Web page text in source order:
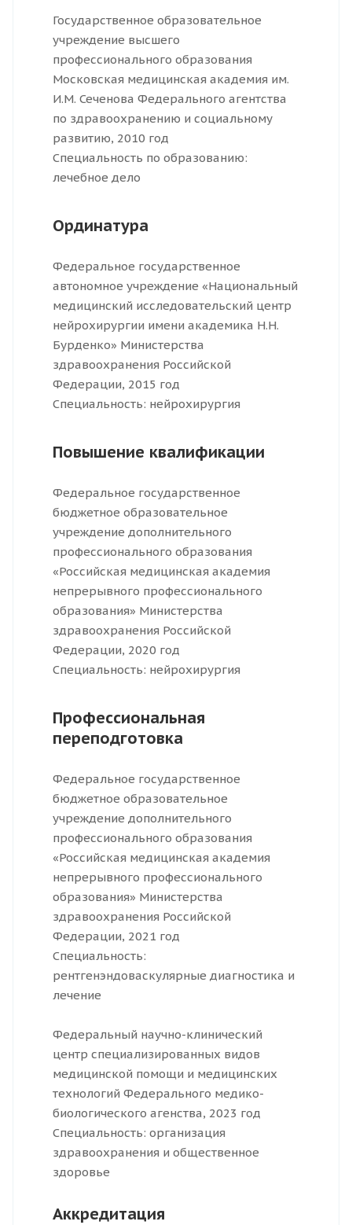
Государственное образовательное
учреждение высшего
профессионального образования
Московская медицинская академия им.
И.М. Сеченова Федерального агентства
по здравоохранению и социальному
развитию, 2010 год
Специальность по образованию:
лечебное дело
Ординатура
Федеральное государственное
автономное учреждение «Национальный
медицинский исследовательский центр
нейрохирургии имени академика Н.Н.
Бурденко» Министерства
здравоохранения Российской
Федерации, 2015 год
Специальность: нейрохирургия
Повышение квалификации
Федеральное государственное
бюджетное образовательное
учреждение дополнительного
профессионального образования
«Российская медицинская академия
непрерывного профессионального
образования» Министерства
здравоохранения Российской
Федерации, 2020 год
Специальность: нейрохирургия
Профессиональная
переподготовка
Федеральное государственное
бюджетное образовательное
учреждение дополнительного
профессионального образования
«Российская медицинская академия
непрерывного профессионального
образования» Министерства
здравоохранения Российской
Федерации, 2021 год
Специальность:
рентгенэндоваскулярные диагностика и
лечение
Федеральный научно-клинический
центр специализированных видов
медицинской помощи и медицинских
технологий Федерального медико-
биологического агенства, 2023 год
Специальность: организация
здравоохранения и общественное
здоровье
Аккредитация